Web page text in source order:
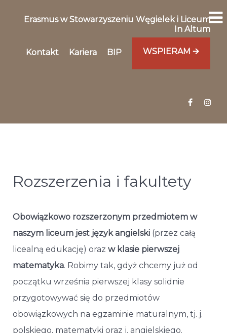
Erasmus w Stowarzyszeniu Węgielek i Liceum
In Altum
Kontakt Kariera BIP WSPIERAM 🡪
Rozszerzenia i fakultety
Obowiązkowo rozszerzonym przedmiotem w
naszym liceum jest język angielski (przez całą
licealną edukację) oraz w klasie pierwszej
matematyka. Robimy tak, gdyż chcemy już od
początku września pierwszej klasy solidnie
przygotowywać się do przedmiotów
obowiązkowych na egzaminie maturalnym, tj. j.
polskiego, matematyki oraz j. angielskiego.